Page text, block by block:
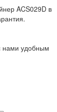
ACS029D в
нами удобным